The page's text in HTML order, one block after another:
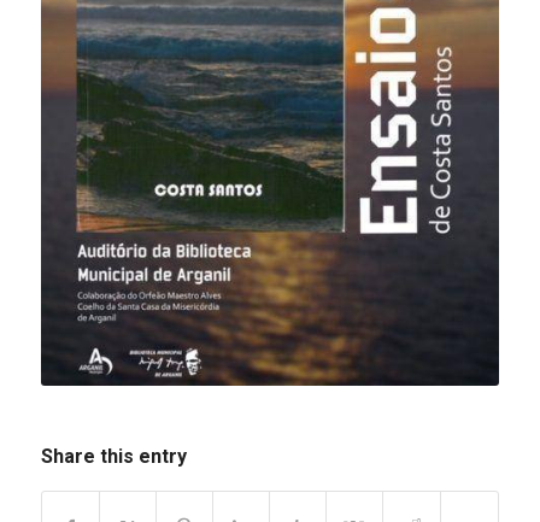
Share this entry